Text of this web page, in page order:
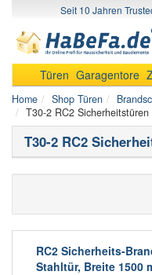
Seit 10 Jahren
Türen Garagentore
Home Shop Türen
T30-2 RC2 Sicherheitstüren
T30-2 RC2
RC2 Sicherheits-
Stahltür, Breite 1500